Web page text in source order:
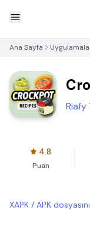
Ana Sayfa
Riafy
4.8
Puan
XAPK / APK